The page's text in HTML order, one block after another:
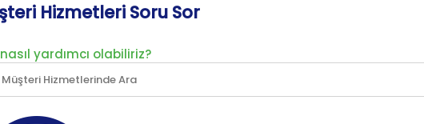
Hizmetleri Soru Sor
yardımcı olabiliriz?